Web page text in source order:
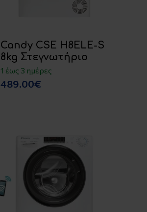
Candy CSE H8ELE-S
8kg Στεγνωτήριο
1 έως 3 ημέρες
489.00€